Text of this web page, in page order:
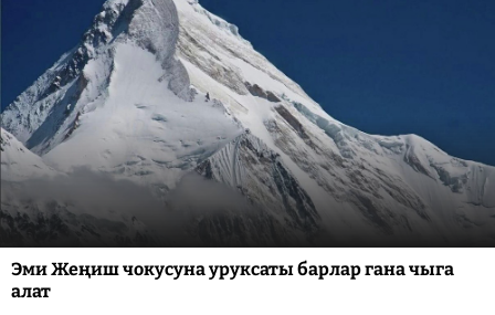
Эми Жеңиш чокусуна уруксаты барлар гана чыга
алат